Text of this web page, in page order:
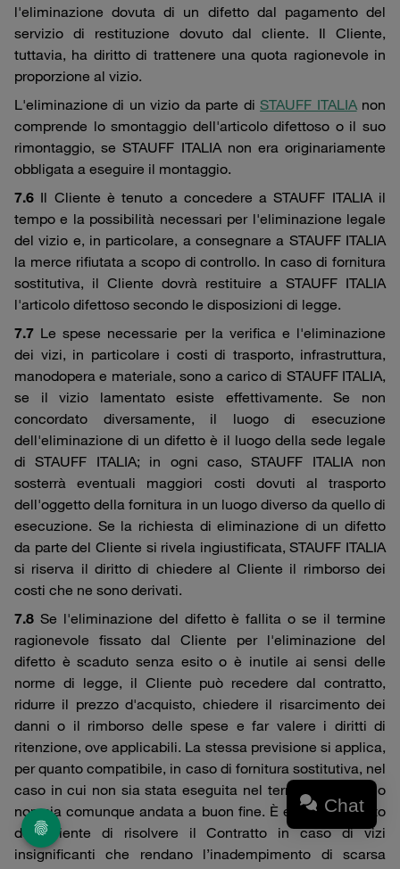
l'eliminazione dovuta di un difetto dal pagamento del
servizio di restituzione dovuto dal cliente. Il Cliente,
tuttavia, ha diritto di trattenere una quota ragionevole in
proporzione al vizio.
L'eliminazione di un vizio da parte diSTAUFF ITALIAnon
comprende lo smontaggio dell'articolo difettoso o il suo
rimontaggio, se STAUFF ITALIA non era originariamente
obbligata a eseguire il montaggio.
7.6 Il Cliente è tenuto a concedere a STAUFF ITALIA il
tempo e la possibilità necessari per l'eliminazione legale
del vizio e, in particolare, a consegnare a STAUFF ITALIA
la merce rifiutata a scopo di controllo. In caso di fornitura
sostitutiva, il Cliente dovrà restituire a STAUFF ITALIA
l'articolo difettoso secondo le disposizioni di legge.
7.7 Le spese necessarie per la verifica e l'eliminazione
dei vizi, in particolare i costi di trasporto, infrastruttura,
manodopera e materiale, sono a carico di STAUFF ITALIA,
se il vizio lamentato esiste effettivamente. Se non
concordato diversamente, il luogo di esecuzione
dell'eliminazione di un difetto è il luogo della sede legale
di STAUFF ITALIA; in ogni caso, STAUFF ITALIA non
sosterrà eventuali maggiori costi dovuti al trasporto
dell'oggetto della fornitura in un luogo diverso da quello di
esecuzione. Se la richiesta di eliminazione di un difetto
da parte del Cliente si rivela ingiustificata, STAUFF ITALIA
si riserva il diritto di chiedere al Cliente il rimborso dei
costi che ne sono derivati.
7.8 Se l'eliminazione del difetto è fallita o se il termine
ragionevole fissato dal Cliente per l'eliminazione del
difetto è scaduto senza esito o è inutile ai sensi delle
norme di legge, il Cliente può recedere dal contratto,
ridurre il prezzo d'acquisto, chiedere il risarcimento dei
danni o il rimborso delle spese e far valere i diritti di
ritenzione, ove applicabili. La stessa previsione si applica,
per quanto compatibile, in caso di fornitura sostitutiva, nel
caso in cui non sia stata eseguita nel termine previsto o
non sia comunque andata a buon fine. È escluso il diritto
del Cliente di risolvere il Contratto in caso di vizi
insignificanti che rendano l’inadempimento di scarsa
Chat